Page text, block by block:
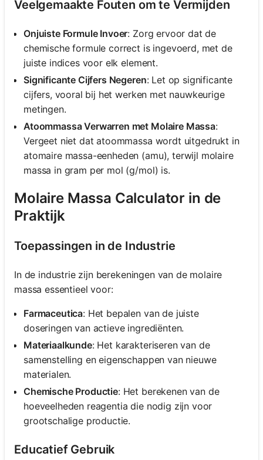
Veelgemaakte Fouten om te Vermijden
Onjuiste Formule Invoer: Zorg ervoor dat de
chemische formule correct is ingevoerd, met de
juiste indices voor elk element.
Significante Cijfers Negeren: Let op significante
cijfers, vooral bij het werken met nauwkeurige
metingen.
Atoommassa Verwarren met Molaire Massa:
Vergeet niet dat atoommassa wordt uitgedrukt in
atomaire massa-eenheden (amu), terwijl molaire
massa in gram per mol (g/mol) is.
Molaire Massa Calculator in de
Praktijk
Toepassingen in de Industrie
In de industrie zijn berekeningen van de molaire
massa essentieel voor:
Farmaceutica: Het bepalen van de juiste
doseringen van actieve ingrediënten.
Materiaalkunde: Het karakteriseren van de
samenstelling en eigenschappen van nieuwe
materialen.
Chemische Productie: Het berekenen van de
hoeveelheden reagentia die nodig zijn voor
grootschalige productie.
Educatief Gebruik